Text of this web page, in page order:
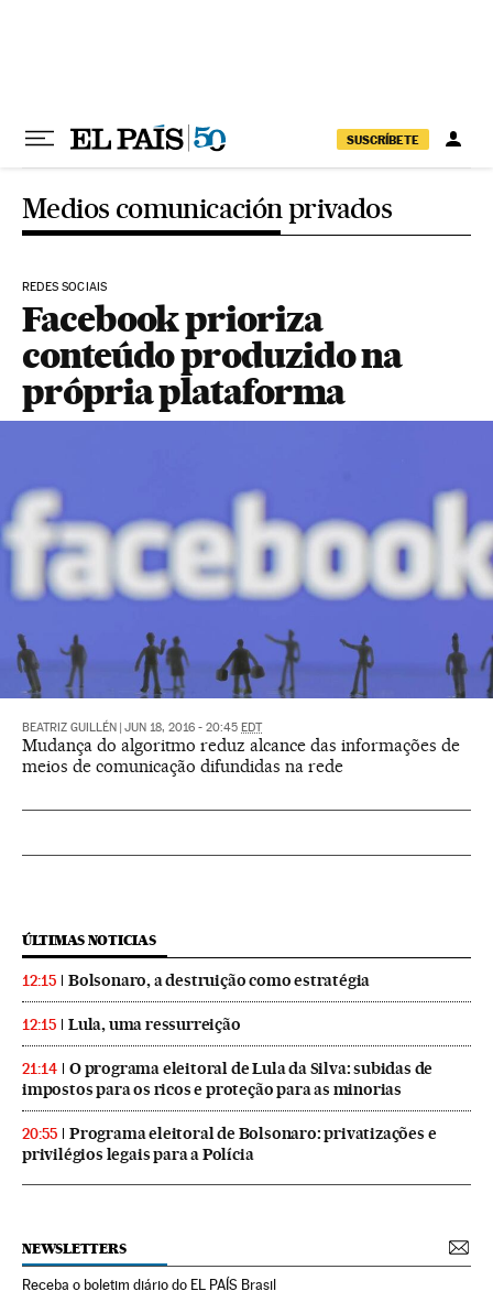
SUSCRÍBETE
Medios comunicación privados
REDES SOCIAIS
Facebook prioriza
conteúdo produzido na
própria plataforma
BEATRIZ GUILLÉN JUN 18, 2016 - 20:45 EDT
Mudança do algoritmo reduz alcance das informações de
meios de comunicação difundidas na rede
ÚLTIMAS NOTICIAS
12:15 Bolsonaro, a destruição como estratégia
12:15 Lula, uma ressurreição
21:14
O programa eleitoral de Lula da Silva: subidas de
impostos para os ricos e proteção para as minorias
20:55
Programa eleitoral de Bolsonaro: privatizações e
privilégios legais para a Polícia
NEWSLETTERS
Receba o boletim diário do EL PAÍS Brasil